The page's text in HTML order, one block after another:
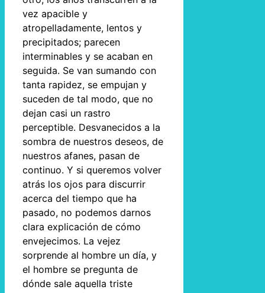
vez apacible y
atropelladamente, lentos y
precipitados; parecen
interminables y se acaban en
seguida. Se van sumando con
tanta rapidez, se empujan y
suceden de tal modo, que no
dejan casi un rastro
perceptible. Desvanecidos a la
sombra de nuestros deseos, de
nuestros afanes, pasan de
continuo. Y si queremos volver
atrás los ojos para discurrir
acerca del tiempo que ha
pasado, no podemos darnos
clara explicación de cómo
envejecimos. La vejez
sorprende al hombre un día, y
el hombre se pregunta de
dónde sale aquella triste